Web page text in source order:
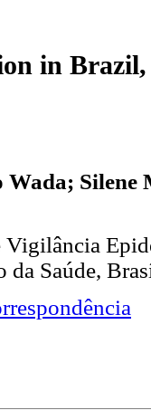
in Brazil,
Wada;
Vigilância
da Saúde,